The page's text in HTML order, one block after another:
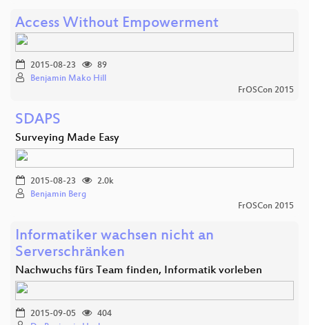
Access Without Empowerment
2015-08-23
89
Benjamin Mako Hill
FrOSCon 2015
SDAPS
Surveying Made Easy
2015-08-23
2.0k
Benjamin Berg
FrOSCon 2015
Informatiker wachsen nicht an
Serverschränken
Nachwuchs fürs Team finden, Informatik vorleben
2015-09-05
404